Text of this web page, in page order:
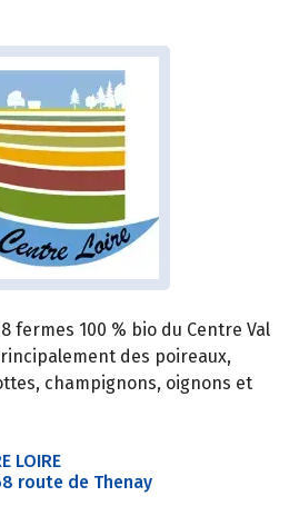
fermes 100 % bio du Centre Val
des poireaux,
champignons, oignons et
LOIRE
route de Thenay